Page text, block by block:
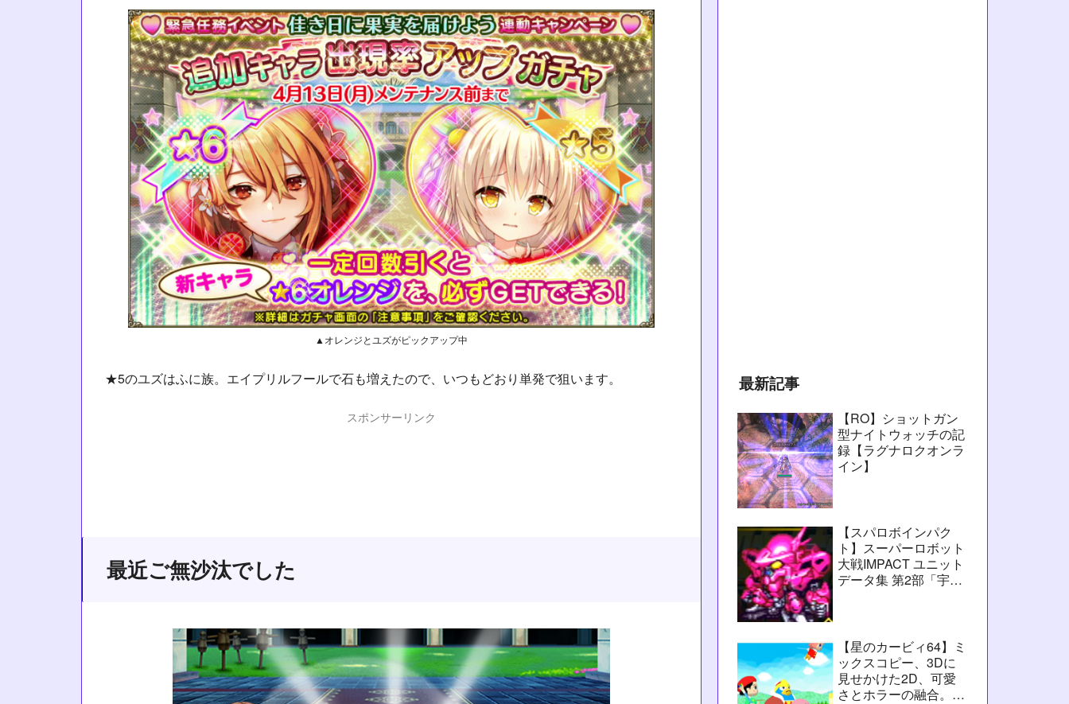
▲オレンジとユズがピックアップ中
★5のユズはふに族。エイプリルフールで石も増えたので、いつもどおり単発で狙います。
スポンサーリンク
最近ご無沙汰でした
最新記事
【RO】ショットガン
型ナイトウォッチの記
録【ラグナロクオンラ
イン】
【スパロボインパク
ト】スーパーロボット
大戦IMPACT ユニット
データ集 第2部「宇宙
【星のカービィ64】ミ
ックスコピー、3Dに
見せかけた2D、可愛
さとホラーの融合。数